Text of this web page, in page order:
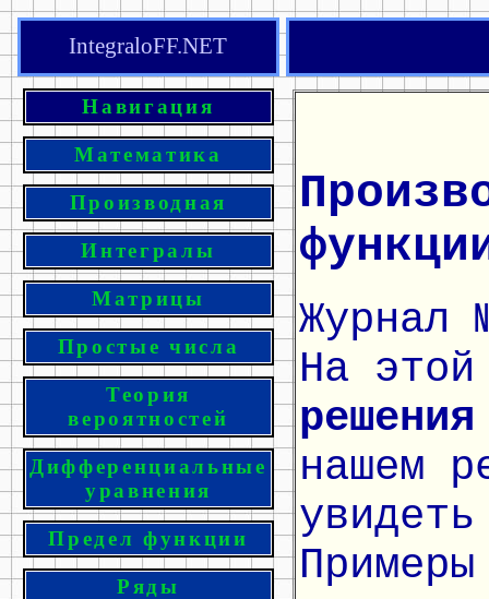
IntegraloFF.NET
Навигация
Математика
Производная
Интегралы
Матрицы
Простые числа
Теория
вероятностей
Дифференциальные
уравнения
Предел функции
Ряды
Журнал
На
нашем